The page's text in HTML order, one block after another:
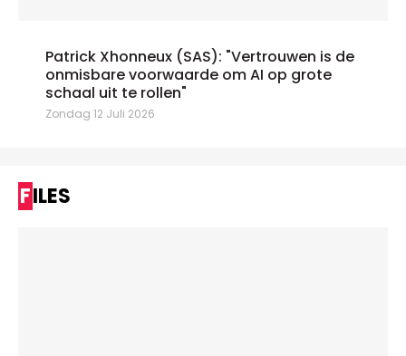
Patrick Xhonneux (SAS): "Vertrouwen is de
onmisbare voorwaarde om AI op grote
schaal uit te rollen"
Zondag 12 Juli 2026
FILES